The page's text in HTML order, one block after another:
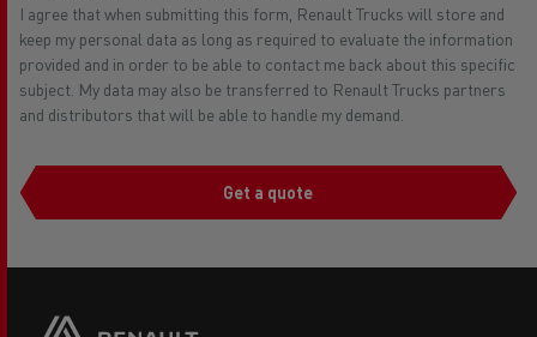
I agree that when submitting this form, Renault Trucks will store and
keep my personal data as long as required to evaluate the information
provided and in order to be able to contact me back about this specific
subject. My data may also be transferred to Renault Trucks partners
and distributors that will be able to handle my demand.
Get a quote